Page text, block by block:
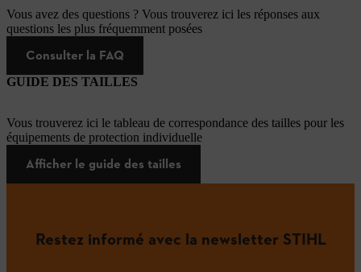
Vous avez des questions ? Vous trouverez ici les réponses aux
questions les plus fréquemment posées
Consulter la FAQ
GUIDE DES TAILLES
Vous trouverez ici le tableau de correspondance des tailles pour les
équipements de protection individuelle
Afficher le guide des tailles
Restez informé avec la newsletter STIHL